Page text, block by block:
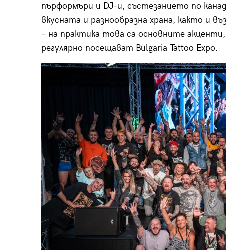
пърформъри и DJ-и, състезанието по
вкусната и разнообразна храна, както и
– на практика това са основните
регулярно посещават Bulgaria Tattoo Expo.